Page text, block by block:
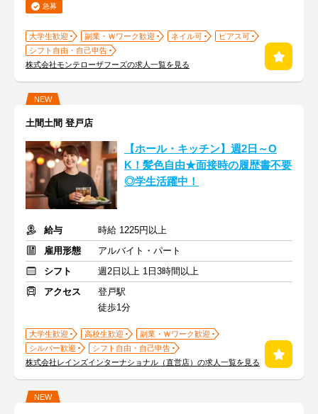
急募
大学生歓迎 副業・Ｗワーク歓迎 ネイル可
ピアス可
シフト自由・自己申告
株式会社モンテローザフーズの求人一覧を見る
NEW
土間土間 登戸店
【ホール・キッチン】週2日～O
K！髪色自由★面接時の履歴書不要
◎学生活躍中！
給与
時給 1225円以上
雇用形態
アルバイト・パート
シフト
週2日以上 1日3時間以上
アクセス
登戸駅
徒歩1分
大学生歓迎 高校生歓迎
副業・Ｗワーク歓迎
シルバー歓迎
シフト自由・自己申告
株式会社レインズインターナショナル（直営店）の求人一覧を見る
NEW